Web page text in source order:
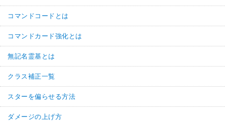
コマンドコードとは
コマンドカード強化とは
無記名霊基とは
クラス補正一覧
スターを偏らせる方法
ダメージの上げ方